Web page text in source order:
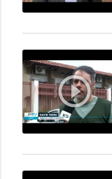
play_circle_outline